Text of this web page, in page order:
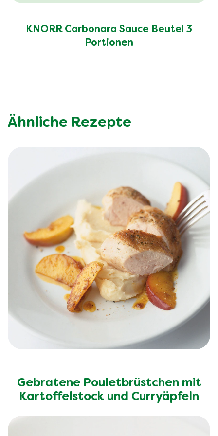
KNORR Carbonara Sauce Beutel 3
Portionen
Ähnliche Rezepte
Gebratene Pouletbrüstchen mit
Kartoffelstock und Curryäpfeln